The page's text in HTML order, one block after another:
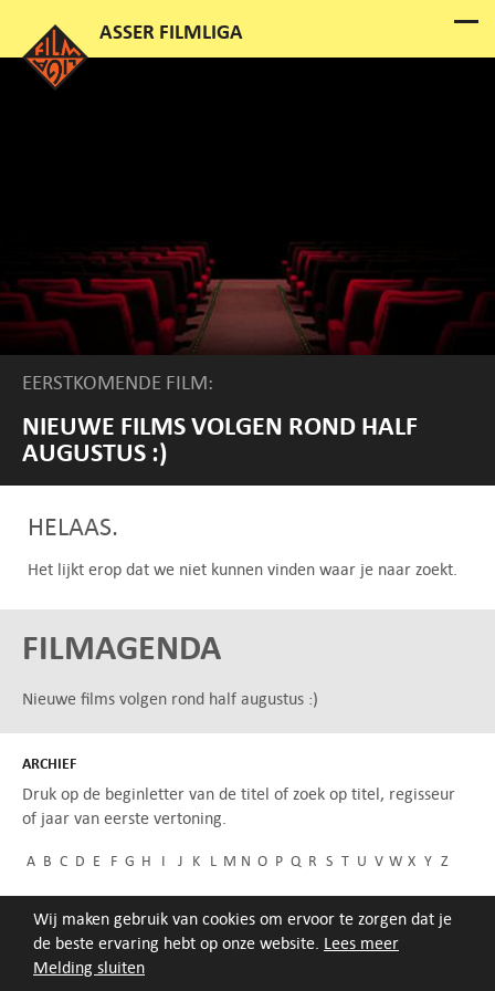
Melding sluiten
Wij maken gebruik van cookies om ervoor te zorgen dat je
de beste ervaring hebt op onze website. Lees meer
EERSTKOMENDE FILM:
NIEUWE FILMS VOLGEN ROND HALF
AUGUSTUS :)
HELAAS.
Het lijkt erop dat we niet kunnen vinden waar je naar zoekt.
FILMAGENDA
Nieuwe films volgen rond half augustus :)
ARCHIEF
Druk op de beginletter van de titel of zoek op titel, regisseur
of jaar van eerste vertoning.
A B C D E F G H I J K L M N O P Q R S T U V W X Y Z